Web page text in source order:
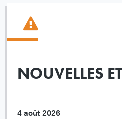
NOUVELLES
4 août 2026